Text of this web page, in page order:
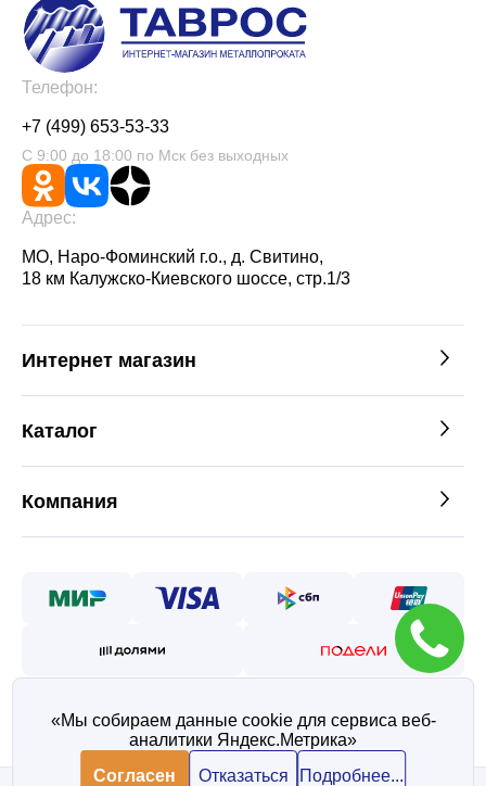
Телефон:
+7 (499) 653-53-33
С 9:00 до 18:00 по Мск без выходных
Адрес:
МО, Наро-Фоминский г.о., д. Свитино,
18 км Калужско-Киевского шоссе, стр.1/3
Интернет магазин
Каталог
Компания
©2026 — Таврос интернет
магазин металлопроката
Политика конфиденциальности
«Мы собираем данные cookie для сервиса веб-
аналитики Яндекс.Метрика»
Согласен
Отказаться Подробнее...